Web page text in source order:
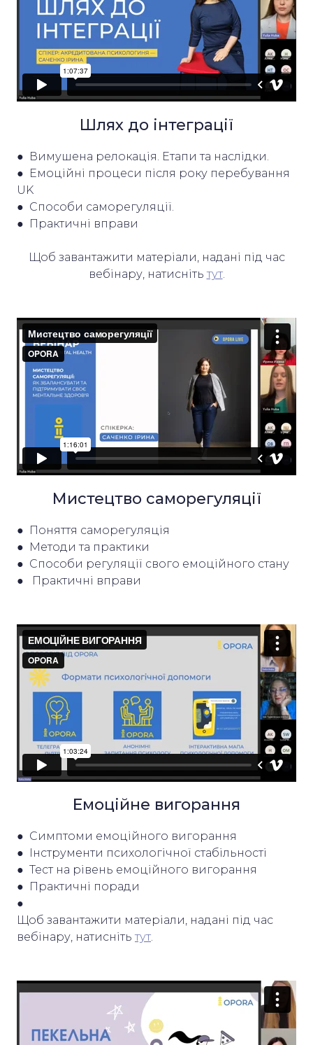
Шлях до інтеграції
● Вимушена релокація. Етапи та наслідки.
● Емоційні процеси після року перебування
UK
● Способи саморегуляції.
● Практичні вправи
Щоб завантажити матеріали, надані під час
вебінару, натисніть тут.
Мистецтво саморегуляції
● Поняття саморегуляція
● Методи та практики
● Способи регуляції свого емоційного стану
● Практичні вправи
Емоційне вигорання
● Симптоми емоційного вигорання
● Інструменти психологічної стабільності
● Тест на рівень емоційного вигорання
● Практичні поради
●
Щоб завантажити матеріали, надані під час
вебінару, натисніть тут.